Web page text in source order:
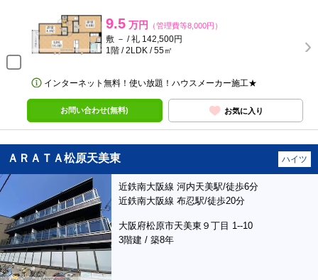
9.5 万円 （管理費等8,000円）
敷 － / 礼 142,500円
1階 / 2LDK / 55㎡
インターネット無料！使い放題！ハウスメーカー施工★
お問い合わせ(無料) お気に入り
ＡＲＡＴＡ松原天美東 ハイツ
近鉄南大阪線 河内天美駅/徒歩6分
近鉄南大阪線 布忍駅/徒歩20分
大阪府松原市天美東９丁目 1--10
3階建 / 築8年